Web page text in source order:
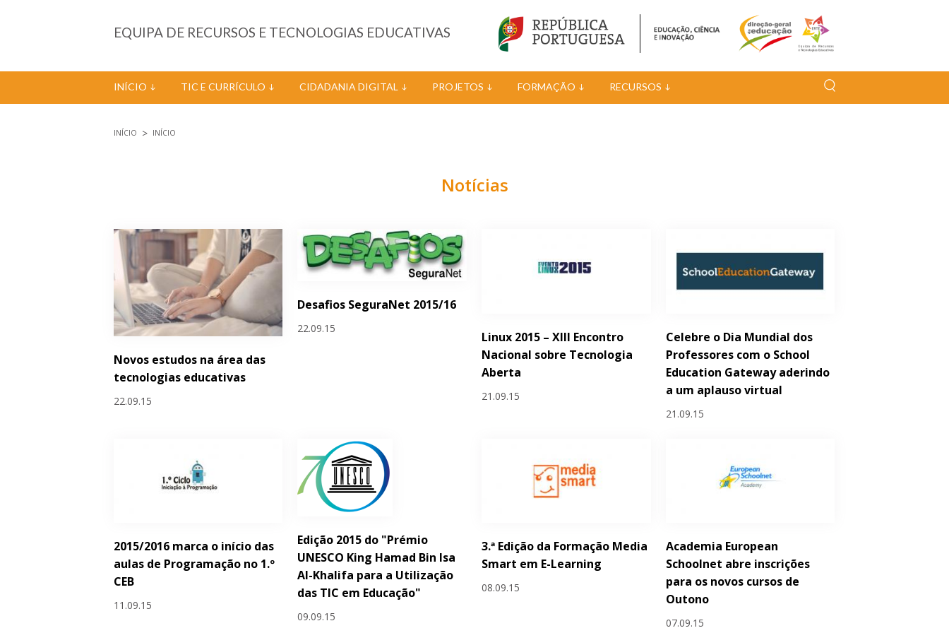
EQUIPA DE RECURSOS E TECNOLOGIAS EDUCATIVAS
INÍCIO TIC E CURRÍCULO CIDADANIA DIGITAL PROJETOS FORMAÇÃO RECURSOS
INÍCIO INÍCIO
Notícias
Novos estudos na área das
tecnologias educativas
22.09.15
Desafios SeguraNet 2015/16
22.09.15
Linux 2015 – XIII Encontro
Nacional sobre Tecnologia
Aberta
21.09.15
Celebre o Dia Mundial dos
Professores com o School
Education Gateway aderindo
a um aplauso virtual
21.09.15
2015/2016 marca o início das
aulas de Programação no 1.º
CEB
11.09.15
Edição 2015 do "Prémio
UNESCO King Hamad Bin Isa
Al-Khalifa para a Utilização
das TIC em Educação"
09.09.15
3.ª Edição da Formação Media
Smart em E-Learning
08.09.15
Academia European
Schoolnet abre inscrições
para os novos cursos de
Outono
07.09.15
Páginas